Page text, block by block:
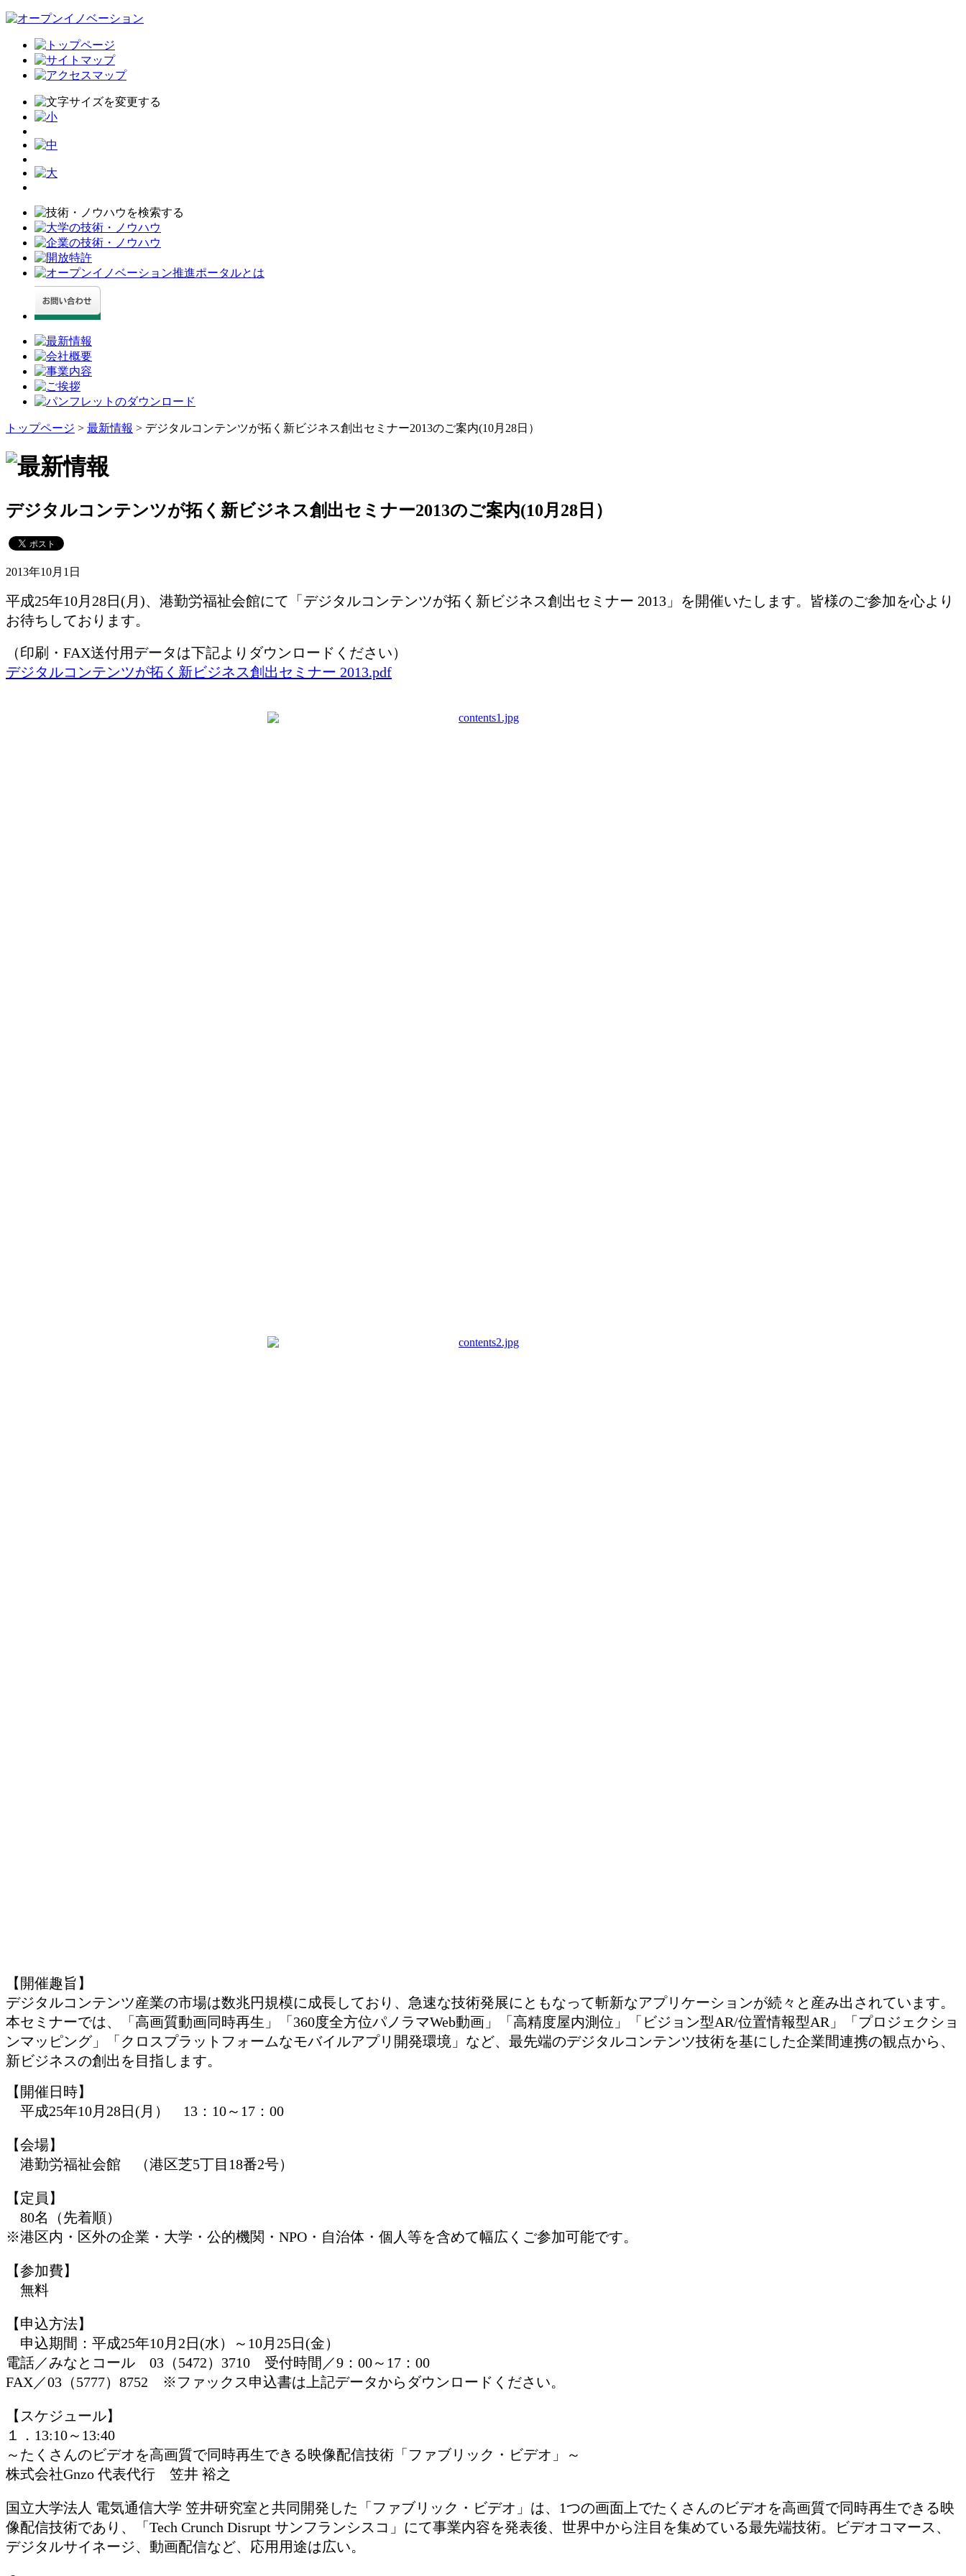
トップページ > 最新情報 > デジタルコンテンツが拓く新ビジネス創出セミナー2013のご案内(10月28日）
デジタルコンテンツが拓く新ビジネス創出セミナー2013のご案内(10月28日）
2013年10月1日
平成25年10月28日(月)、港勤労福祉会館にて「デジタルコンテンツが拓く新ビジネス創出セミナー 2013」を開催いたします。皆様のご参加を心より
お待ちしております。
（印刷・FAX送付用データは下記よりダウンロードください）
デジタルコンテンツが拓く新ビジネス創出セミナー 2013.pdf
【開催趣旨】
デジタルコンテンツ産業の市場は数兆円規模に成長しており、急速な技術発展にともなって斬新なアプリケーションが続々と産み出されています。
本セミナーでは、「高画質動画同時再生」「360度全方位パノラマWeb動画」「高精度屋内測位」「ビジョン型AR/位置情報型AR」「プロジェクショ
ンマッピング」「クロスプラットフォームなモバイルアプリ開発環境」など、最先端のデジタルコンテンツ技術を基にした企業間連携の観点から、
新ビジネスの創出を目指します。
【開催日時】
平成25年10月28日(月） 13：10～17：00
【会場】
港勤労福祉会館 （港区芝5丁目18番2号）
【定員】
80名（先着順）
※港区内・区外の企業・大学・公的機関・NPO・自治体・個人等を含めて幅広くご参加可能です。
【参加費】
無料
【申込方法】
申込期間：平成25年10月2日(水）～10月25日(金）
電話／みなとコール 03（5472）3710 受付時間／9：00～17：00
FAX／03（5777）8752 ※ファックス申込書は上記データからダウンロードください。
【スケジュール】
１．13:10～13:40
～たくさんのビデオを高画質で同時再生できる映像配信技術「ファブリック・ビデオ」～
株式会社Gnzo 代表代行 笠井 裕之
国立大学法人 電気通信大学 笠井研究室と共同開発した「ファブリック・ビデオ」は、1つの画面上でたくさんのビデオを高画質で同時再生できる映
像配信技術であり、「Tech Crunch Disrupt サンフランシスコ」にて事業内容を発表後、世界中から注目を集めている最先端技術。ビデオコマース、
デジタルサイネージ、動画配信など、応用用途は広い。